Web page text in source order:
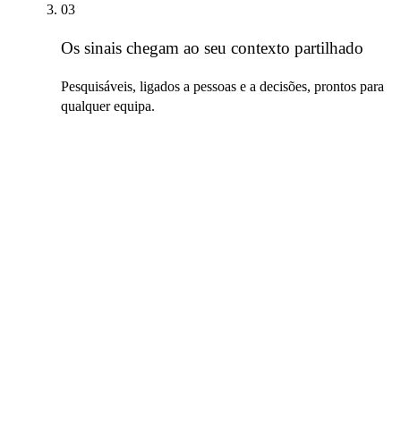
03
Os sinais chegam ao seu contexto partilhado
Pesquisáveis, ligados a pessoas e a decisões, prontos para
qualquer equipa.